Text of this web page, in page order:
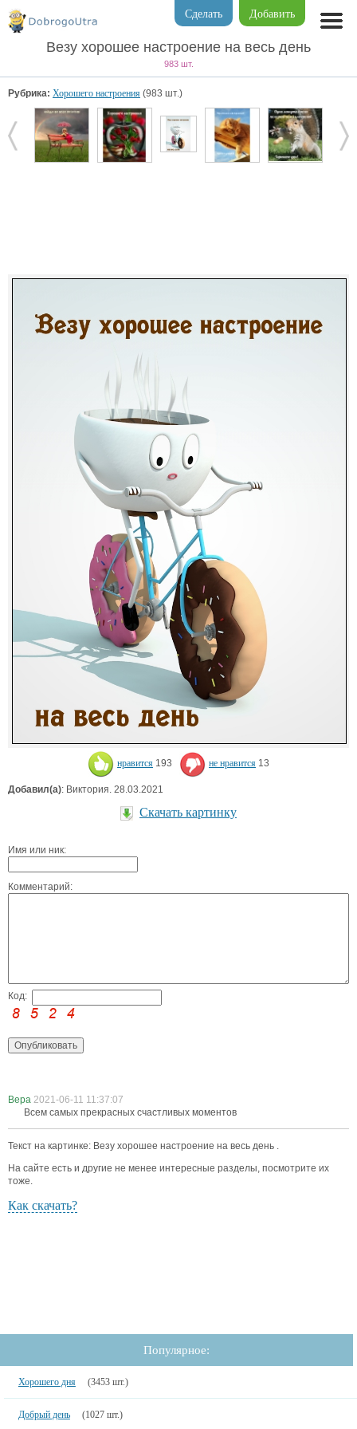
Добавить
Сделать
Везу хорошее настроение на весь день
983 шт.
Рубрика: Хорошего настроения (983 шт.)
нравится 193 не нравится 13
Добавил(а): Виктория. 28.03.2021
Скачать картинку
Имя или ник:
Комментарий:
Код:
Вера 2021-06-11 11:37:07
Всем самых прекрасных счастливых моментов
Текст на картинке: Везу хорошее настроение на весь день .
На сайте есть и другие не менее интересные разделы, посмотрите их
тоже.
Как скачать?
Популярное:
Хорошего дня (3453 шт.)
Добрый день (1027 шт.)